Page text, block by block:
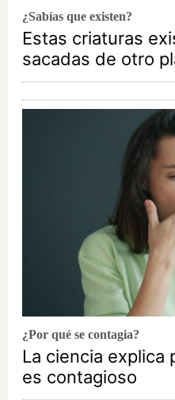
¿Sabías que existen?
Estas criaturas
sacadas de otro
¿Por qué se contagia?
La ciencia explica
es contagioso